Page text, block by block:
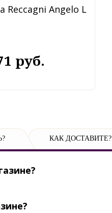
Reccagni Angelo L
руб.
КАК ДОСТАВИТЕ?